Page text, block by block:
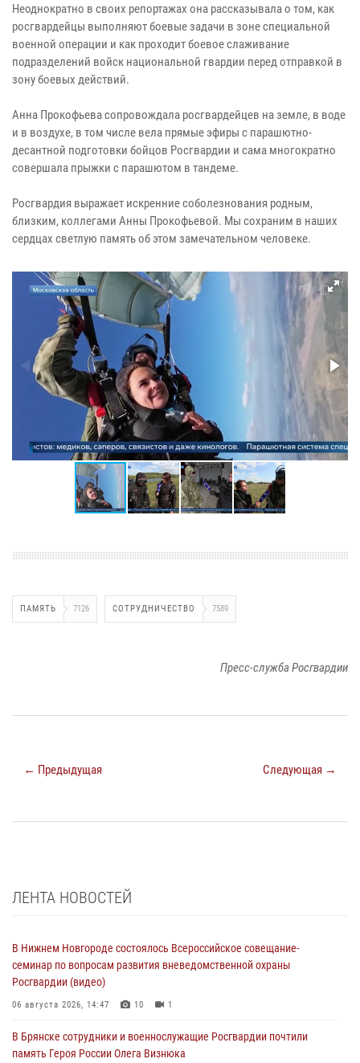
Неоднократно в своих репортажах она рассказывала о том, как
росгвардейцы выполняют боевые задачи в зоне специальной
военной операции и как проходит боевое слаживание
подразделений войск национальной гвардии перед отправкой в
зону боевых действий.
Анна Прокофьева сопровождала росгвардейцев на земле, в воде
и в воздухе, в том числе вела прямые эфиры с парашютно-
десантной подготовки бойцов Росгвардии и сама многократно
совершала прыжки с парашютом в тандеме.
Росгвардия выражает искренние соболезнования родным,
близким, коллегами Анны Прокофьевой. Мы сохраним в наших
сердцах светлую память об этом замечательном человеке.
ПАМЯТЬ 7126 СОТРУДНИЧЕСТВО 7589
Пресс-служба Росгвардии
← Предыдущая Следующая →
ЛЕНТА НОВОСТЕЙ
В Нижнем Новгороде состоялось Всероссийское совещание-
семинар по вопросам развития вневедомственной охраны
Росгвардии (видео)
06 августа 2026, 14:47 10 1
В Брянске сотрудники и военнослужащие Росгвардии почтили
память Героя России Олега Визнюка